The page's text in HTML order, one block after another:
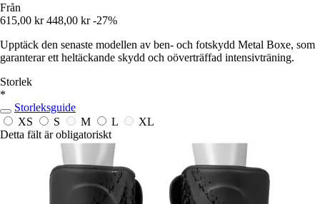
Från
615,00 kr 448,00 kr -27%
Upptäck den senaste modellen av ben- och fotskydd Metal Boxe, som
garanterar ett heltäckande skydd och oöverträffad intensivträning.
Storlek
*
Storleksguide
XS
S M L
XL
Detta fält är obligatoriskt